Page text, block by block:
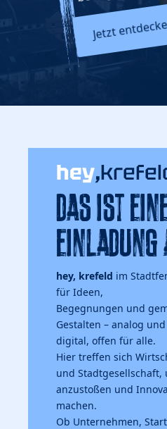
Jetzt
hey,
DAS IST
hey, krefeld im
für Ideen,
Begegnungen und
Gestalten – analog und
digital, offen für alle.
Hier treffen sich
und Stadtgesellschaft,
anzustoßen und
machen.
Ob Unternehmen,